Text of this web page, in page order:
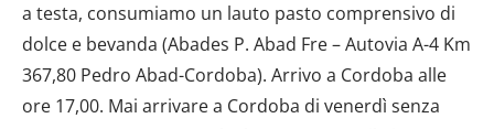
a testa, consumiamo un lauto pasto comprensivo di
dolce e bevanda (Abades P. Abad Fre – Autovia A-4 Km
367,80 Pedro Abad-Cordoba). Arrivo a Cordoba alle
ore 17,00. Mai arrivare a Cordoba di venerdì senza